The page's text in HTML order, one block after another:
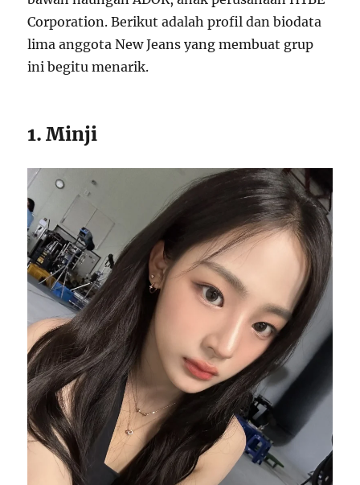
Corporation. Berikut adalah profil dan biodata
lima anggota New Jeans yang membuat grup
ini begitu menarik.
1. Minji